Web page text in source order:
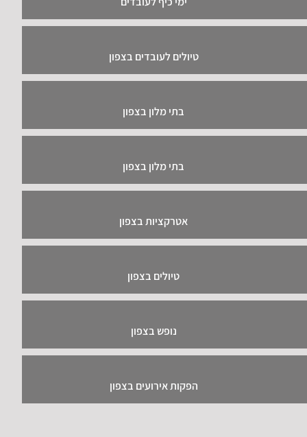
טיולים לעובדים בצפון
בתי מלון בצפון
בתי מלון בצפון
אטרקציות בצפון
טיולים בצפון
נופש בצפון
הפקות אירועים בצפון